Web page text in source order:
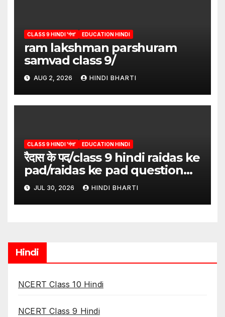
CLASS 9 HINDI 'गंगा' EDUCATION HINDI
ram lakshman parshuram
samvad class 9/
AUG 2, 2026 HINDI BHARTI
CLASS 9 HINDI 'गंगा' EDUCATION HINDI
रैदास के पद/class 9 hindi raidas ke
pad/raidas ke pad question
answer/raidas ke pad class 9
JUL 30, 2026 HINDI BHARTI
Hindi
NCERT Class 10 Hindi
NCERT Class 9 Hindi